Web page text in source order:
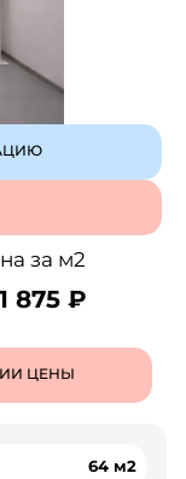
за м2
875 ₽
ЦЕНЫ
64 м2